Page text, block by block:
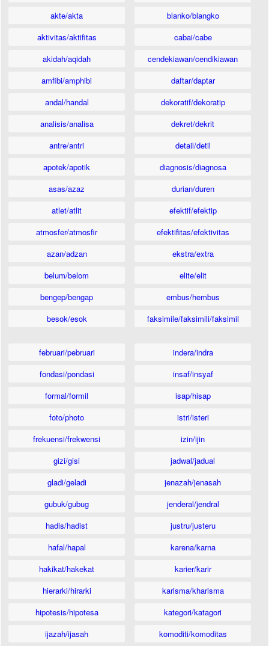
akte/akta
aktivitas/aktifitas
akidah/aqidah
amfibi/amphibi
andal/handal
analisis/analisa
antre/antri
apotek/apotik
asas/azaz
atlet/atlit
atmosfer/atmosfir
azan/adzan
belum/belom
bengep/bengap
besok/esok
blanko/blangko
cabai/cabe
cendekiawan/cendikiawan
daftar/daptar
dekoratif/dekoratip
dekret/dekrit
detail/detil
diagnosis/diagnosa
durian/duren
efektif/efektip
efektifitas/efektivitas
ekstra/extra
elite/elit
embus/hembus
faksimile/faksimili/faksimil
februari/pebruari
fondasi/pondasi
formal/formil
foto/photo
frekuensi/frekwensi
gizi/gisi
gladi/geladi
gubuk/gubug
hadis/hadist
hafal/hapal
hakikat/hakekat
hierarki/hirarki
hipotesis/hipotesa
ijazah/ijasah
indera/indra
insaf/insyaf
isap/hisap
istri/isteri
izin/ijin
jadwal/jadual
jenazah/jenasah
jenderal/jendral
justru/justeru
karena/karna
karier/karir
karisma/kharisma
kategori/katagori
komoditi/komoditas